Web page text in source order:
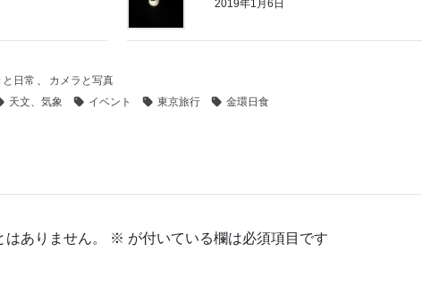
2019年1月6日
日常 、 カメラと写真
天文、気象 イベント 東京旅行 金環日食
ありません。 ※ が付いている欄は必須項目です